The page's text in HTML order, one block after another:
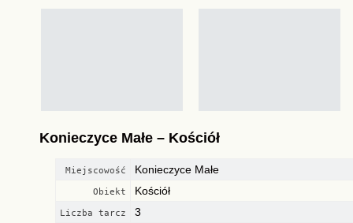
Konieczyce Małe – Kościół
Miejscowość Konieczyce Małe
Obiekt Kościół
Liczba tarcz 3